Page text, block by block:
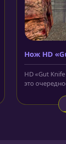
Нож HD
HD «Gut
это